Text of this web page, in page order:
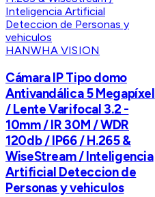
HANWHA VISION
Cámara IP Tipo domo
Antivandálica 5 Megapíxel
/ Lente Varifocal 3.2 -
10mm / IR 30M / WDR
120db / IP66 / H.265 &
WiseStream / Inteligencia
Artificial Deteccion de
Personas y vehiculos